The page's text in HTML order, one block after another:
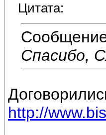
Цитата:
Спасибо,
http://